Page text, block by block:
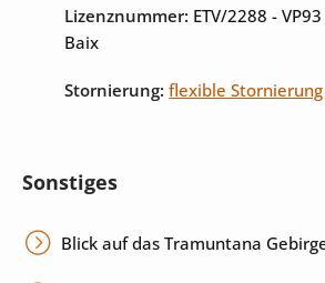
Lizenznummer: ETV/2288 -
Baix
Stornierung: flexible
Sonstiges
Blick auf das Tramuntana